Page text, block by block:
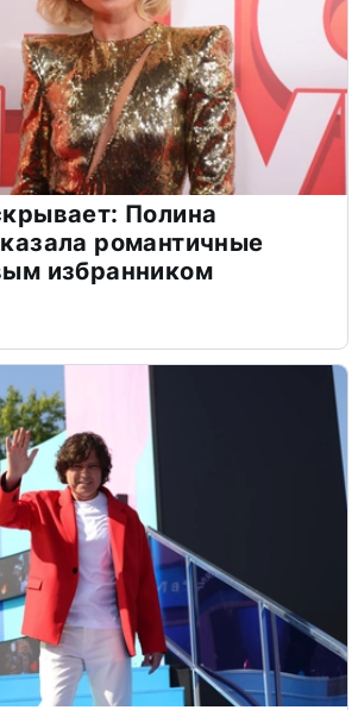
Полина
романтичные
избранником